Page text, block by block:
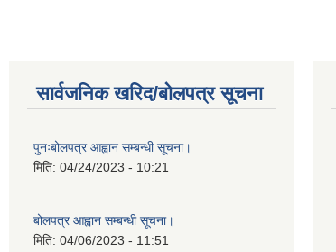
सार्वजनिक खरिद/बोलपत्र सूचना
पुनःबोलपत्र आह्वान सम्बन्धी सूचना।
मिति: 04/24/2023 - 10:21
बोलपत्र आह्वान सम्बन्धी सूचना।
मिति: 04/06/2023 - 11:51